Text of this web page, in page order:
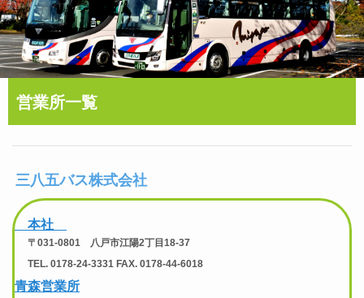
営業所一覧
三八五バス株式会社
本社
〒031-0801 八戸市江陽2丁目18-37
TEL. 0178-24-3331 FAX. 0178-44-6018
青森営業所